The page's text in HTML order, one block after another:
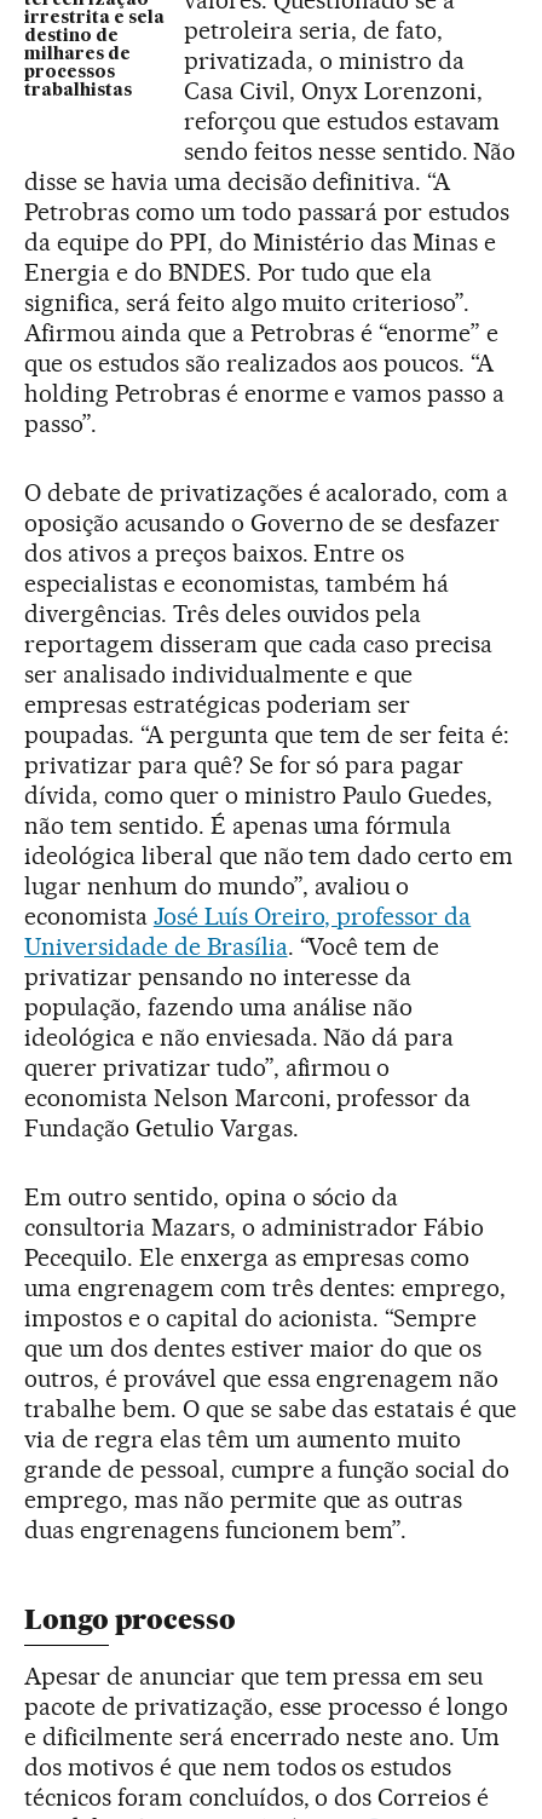
irrestrita e sela
destino de
milhares de
processos
trabalhistas
petroleira seria, de fato,
privatizada, o ministro da
Casa Civil, Onyx Lorenzoni,
reforçou que estudos estavam
sendo feitos nesse sentido. Não
disse se havia uma decisão definitiva. “A
Petrobras como um todo passará por estudos
da equipe do PPI, do Ministério das Minas e
Energia e do BNDES. Por tudo que ela
significa, será feito algo muito criterioso”.
Afirmou ainda que a Petrobras é “enorme” e
que os estudos são realizados aos poucos. “A
holding Petrobras é enorme e vamos passo a
passo”.
O debate de privatizações é acalorado, com a
oposição acusando o Governo de se desfazer
dos ativos a preços baixos. Entre os
especialistas e economistas, também há
divergências. Três deles ouvidos pela
reportagem disseram que cada caso precisa
ser analisado individualmente e que
empresas estratégicas poderiam ser
poupadas. “A pergunta que tem de ser feita é:
privatizar para quê? Se for só para pagar
dívida, como quer o ministro Paulo Guedes,
não tem sentido. É apenas uma fórmula
ideológica liberal que não tem dado certo em
lugar nenhum do mundo”, avaliou o
economista José Luís Oreiro, professor da
Universidade de Brasília. “Você tem de
privatizar pensando no interesse da
população, fazendo uma análise não
ideológica e não enviesada. Não dá para
querer privatizar tudo”, afirmou o
economista Nelson Marconi, professor da
Fundação Getulio Vargas.
Em outro sentido, opina o sócio da
consultoria Mazars, o administrador Fábio
Pecequilo. Ele enxerga as empresas como
uma engrenagem com três dentes: emprego,
impostos e o capital do acionista. “Sempre
que um dos dentes estiver maior do que os
outros, é provável que essa engrenagem não
trabalhe bem. O que se sabe das estatais é que
via de regra elas têm um aumento muito
grande de pessoal, cumpre a função social do
emprego, mas não permite que as outras
duas engrenagens funcionem bem”.
Longo processo
Apesar de anunciar que tem pressa em seu
pacote de privatização, esse processo é longo
e dificilmente será encerrado neste ano. Um
dos motivos é que nem todos os estudos
técnicos foram concluídos, o dos Correios é